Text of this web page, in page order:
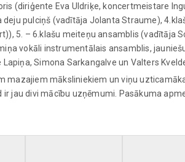
(diriģente Eva Uldriķe, koncertmeistare
pulciņš (vadītāja Jolanta Straume),
5. – 6.klašu meiteņu ansamblis
vokāli instrumentālais ansamblis,
Simona Sarkangalve un Valters
mazajiem māksliniekiem un viņu
jau divi mācību uzņēmumi. Pasākuma